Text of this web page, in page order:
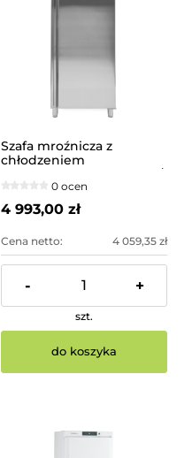
Szafa mroźnicza z
chłodzeniem
wymuszonym 600L GN 2/1
0 ocen
4 993,00 zł
Cena netto: 4 059,35 zł
- +
szt.
do koszyka